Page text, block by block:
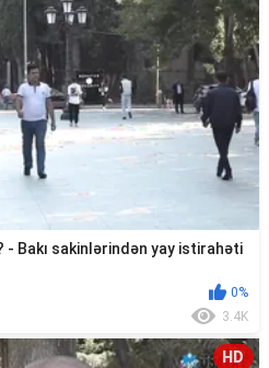
- Bakı sakinlərindən yay istirahəti
0%
3.4K
HD